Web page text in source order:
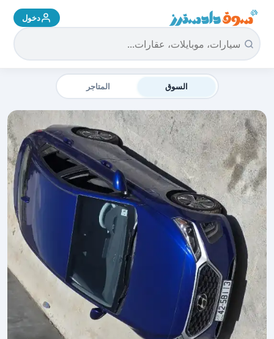
سوق دادسترز الرئيسية دخول
السوق المتاجر